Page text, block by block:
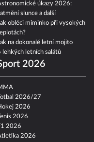
úkazy 2026:
slunce a další
obléci miminko při vysokých
na dokonalé letní mojito
lehkých letních salátů
2026
2026/27
2026
Tenis 2026
2026
2026